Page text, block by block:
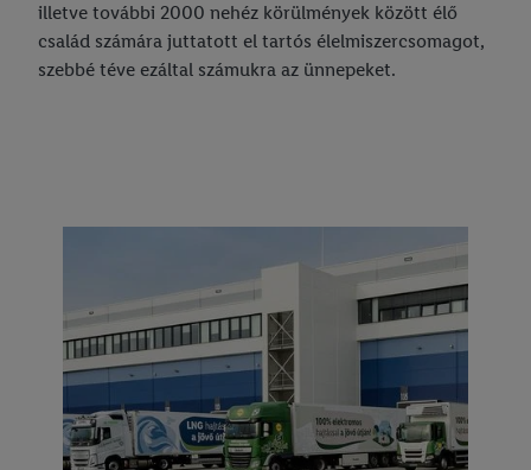
illetve további 2000 nehéz körülmények között élő
család számára juttatott el tartós élelmiszercsomagot,
szebbé téve ezáltal számukra az ünnepeket.